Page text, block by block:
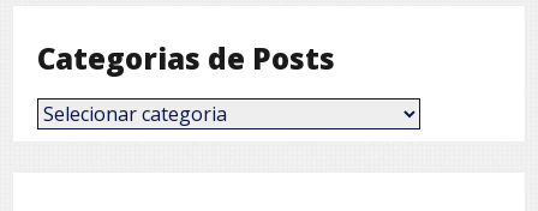
Categorias de Posts
Categorias
de